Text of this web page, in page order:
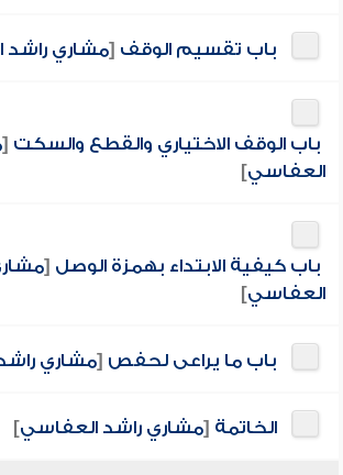
باب تقسيم الوقف [مشاري راشد
باب الوقف الاختياري والقطع والسكت [
العفاسي]
باب كيفية الابتداء بهمزة الوصل [
العفاسي]
باب ما يراعى لحفص [مشاري
الخاتمة [مشاري راشد العفاسي]